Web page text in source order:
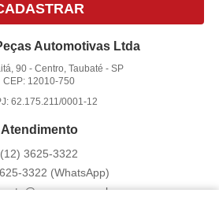
Automotivas Ltda
90 -Centro, Taubaté -SP
CEP: 12010-750
62.175.211/0001-12
Atendimento
(12) 3625-3322
3322 (WhatsApp)